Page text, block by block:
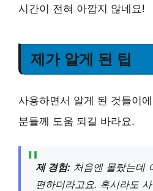
시간이 전혀 아깝지 않네요!
제가 알게 된 팁
사용하면서 알게 된 것들이
분들께 도움 되길 바라요.
제 경험: 처음엔 몰랐는데
편하더라고요. 혹시라도